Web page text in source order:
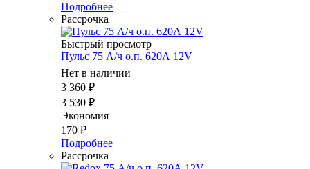
Подробнее
Рассрочка
Быстрый просмотр
Пульс 75 А/ч о.п. 620А 12V
Нет в наличии
3 360 ₽
3 530 ₽
Экономия
170 ₽
Подробнее
Рассрочка